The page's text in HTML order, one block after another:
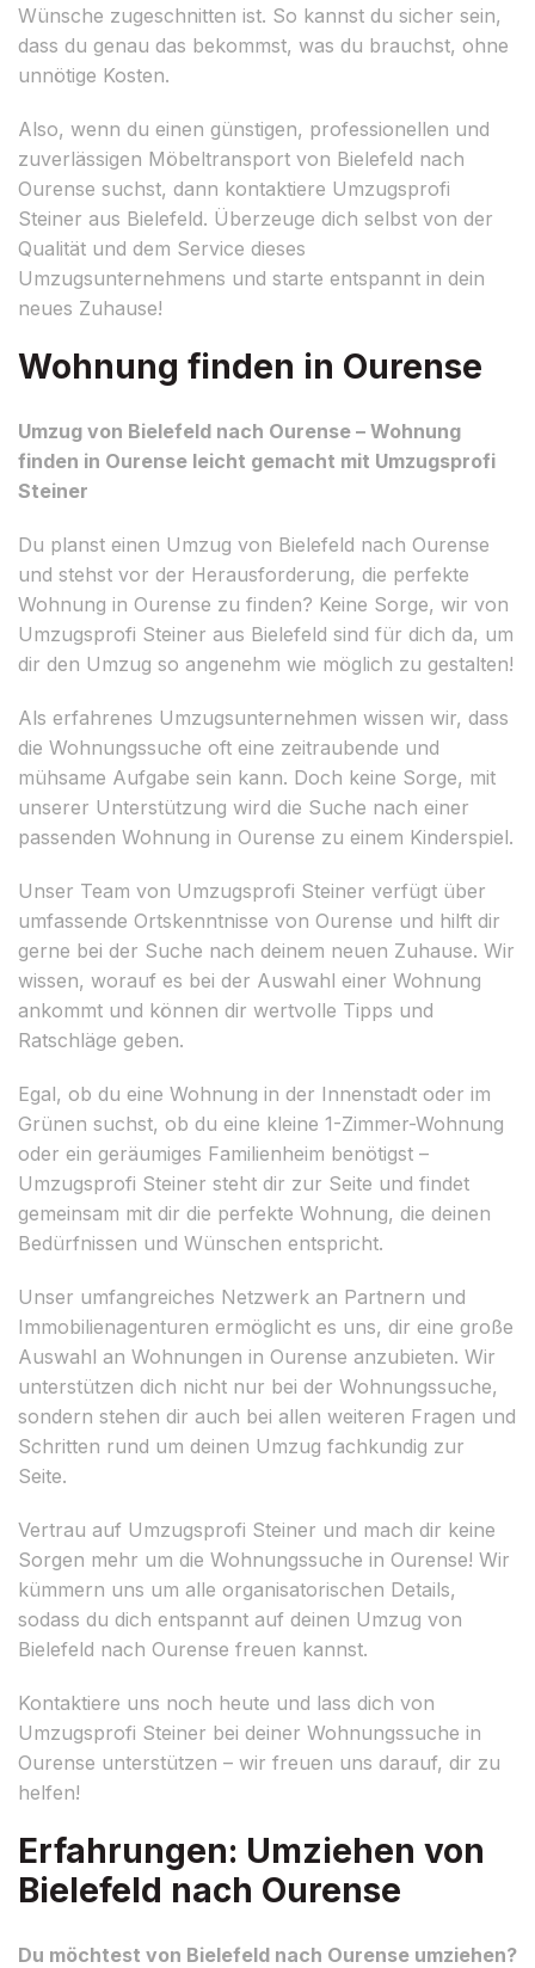
Wünsche zugeschnitten ist. So kannst du sicher sein,
dass du genau das bekommst, was du brauchst, ohne
unnötige Kosten.
Also, wenn du einen günstigen, professionellen und
zuverlässigen Möbeltransport von Bielefeld nach
Ourense suchst, dann kontaktiere Umzugsprofi
Steiner aus Bielefeld. Überzeuge dich selbst von der
Qualität und dem Service dieses
Umzugsunternehmens und starte entspannt in dein
neues Zuhause!
Wohnung finden in Ourense
Umzug von Bielefeld nach Ourense – Wohnung
finden in Ourense leicht gemacht mit Umzugsprofi
Steiner
Du planst einen Umzug von Bielefeld nach Ourense
und stehst vor der Herausforderung, die perfekte
Wohnung in Ourense zu finden? Keine Sorge, wir von
Umzugsprofi Steiner aus Bielefeld sind für dich da, um
dir den Umzug so angenehm wie möglich zu gestalten!
Als erfahrenes Umzugsunternehmen wissen wir, dass
die Wohnungssuche oft eine zeitraubende und
mühsame Aufgabe sein kann. Doch keine Sorge, mit
unserer Unterstützung wird die Suche nach einer
passenden Wohnung in Ourense zu einem Kinderspiel.
Unser Team von Umzugsprofi Steiner verfügt über
umfassende Ortskenntnisse von Ourense und hilft dir
gerne bei der Suche nach deinem neuen Zuhause. Wir
wissen, worauf es bei der Auswahl einer Wohnung
ankommt und können dir wertvolle Tipps und
Ratschläge geben.
Egal, ob du eine Wohnung in der Innenstadt oder im
Grünen suchst, ob du eine kleine 1-Zimmer-Wohnung
oder ein geräumiges Familienheim benötigst –
Umzugsprofi Steiner steht dir zur Seite und findet
gemeinsam mit dir die perfekte Wohnung, die deinen
Bedürfnissen und Wünschen entspricht.
Unser umfangreiches Netzwerk an Partnern und
Immobilienagenturen ermöglicht es uns, dir eine große
Auswahl an Wohnungen in Ourense anzubieten. Wir
unterstützen dich nicht nur bei der Wohnungssuche,
sondern stehen dir auch bei allen weiteren Fragen und
Schritten rund um deinen Umzug fachkundig zur
Seite.
Vertrau auf Umzugsprofi Steiner und mach dir keine
Sorgen mehr um die Wohnungssuche in Ourense! Wir
kümmern uns um alle organisatorischen Details,
sodass du dich entspannt auf deinen Umzug von
Bielefeld nach Ourense freuen kannst.
Kontaktiere uns noch heute und lass dich von
Umzugsprofi Steiner bei deiner Wohnungssuche in
Ourense unterstützen – wir freuen uns darauf, dir zu
helfen!
Erfahrungen: Umziehen von
Bielefeld nach Ourense
Du möchtest von Bielefeld nach Ourense umziehen?